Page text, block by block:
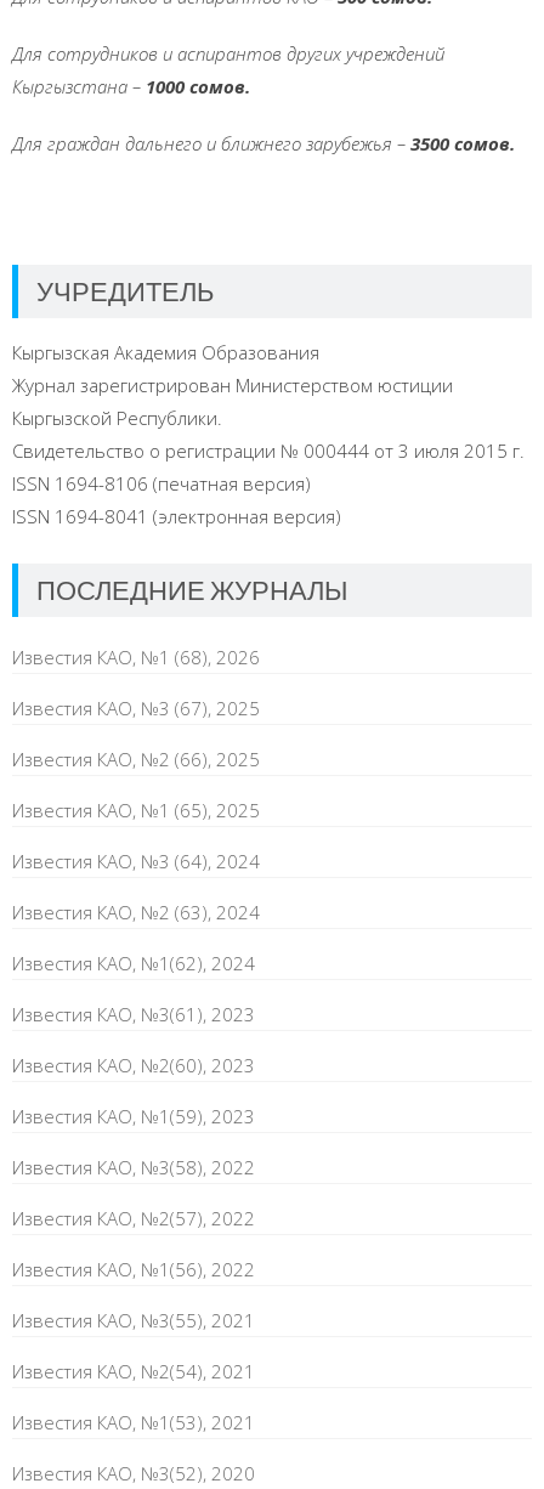
Для сотрудников и аспирантов других учреждений
Кыргызстана – 1000 сомов.
Для граждан дальнего и ближнего зарубежья – 3500 сомов.
УЧРЕДИТЕЛЬ
Кыргызская Академия Образования
Журнал зарегистрирован Министерством юстиции
Кыргызской Республики.
Свидетельство о регистрации № 000444 от 3 июля 2015 г.
ISSN 1694-8106 (печатная версия)
ISSN 1694-8041 (электронная версия)
ПОСЛЕДНИЕ ЖУРНАЛЫ
Известия КАО, №1 (68), 2026
Известия КАО, №3 (67), 2025
Известия КАО, №2 (66), 2025
Известия КАО, №1 (65), 2025
Известия КАО, №3 (64), 2024
Известия КАО, №2 (63), 2024
Известия КАО, №1(62), 2024
Известия КАО, №3(61), 2023
Известия КАО, №2(60), 2023
Известия КАО, №1(59), 2023
Известия КАО, №3(58), 2022
Известия КАО, №2(57), 2022
Известия КАО, №1(56), 2022
Известия КАО, №3(55), 2021
Известия КАО, №2(54), 2021
Известия КАО, №1(53), 2021
Известия КАО, №3(52), 2020